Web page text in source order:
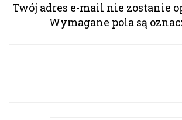
Twój adres e-mail nie zostanie
Wymagane pola są